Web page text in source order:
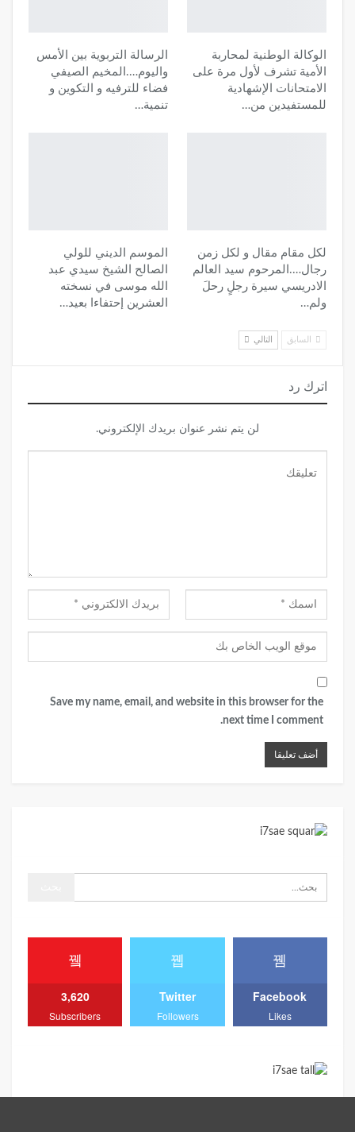
الوكالة الوطنية لمحاربة
الأمية تشرف لأول مرة على
الامتحانات الإشهادية
للمستفيدين من…
الرسالة التربوية بين الأمس
واليوم….المخيم الصيفي
فضاء للترفيه و التكوين و
تنمية…
لكل مقام مقال و لكل زمن
رجال….المرحوم سيد العالم
الادريسي سيرة رجلٍ رحلَ
ولم…
الموسم الديني للولي
الصالح الشيخ سيدي عبد
الله موسى في نسخته
العشرين إحتفاءا بعيد…
السابق التالي
اترك رد
لن يتم نشر عنوان بريدك الإلكتروني.
Save my name, email, and website in this browser for the
next time I comment.
Facebook
Likes
Twitter
Followers
3,620
Subscribers